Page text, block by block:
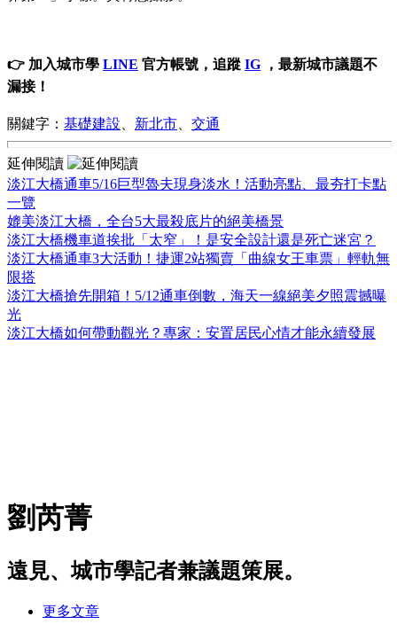
👉 加入城市學 LINE 官方帳號，追蹤 IG ，最新城市議題不
漏接！
關鍵字： 基礎建設 新北市 交通
延伸閱讀
淡江大橋通車5/16巨型魯夫現身淡水！活動亮點、最夯打卡點
一覽
媲美淡江大橋，全台5大最殺底片的絕美橋景
淡江大橋機車道挨批「太窄」！是安全設計還是死亡迷宮？
淡江大橋通車3大活動！捷運2站獨賣「曲線女王車票」輕軌無
限搭
淡江大橋搶先開箱！5/12通車倒數，海天一線絕美夕照震撼曝
光
淡江大橋如何帶動觀光？專家：安置居民心情才能永續發展
劉芮菁
遠見、城市學記者兼議題策展。
更多文章